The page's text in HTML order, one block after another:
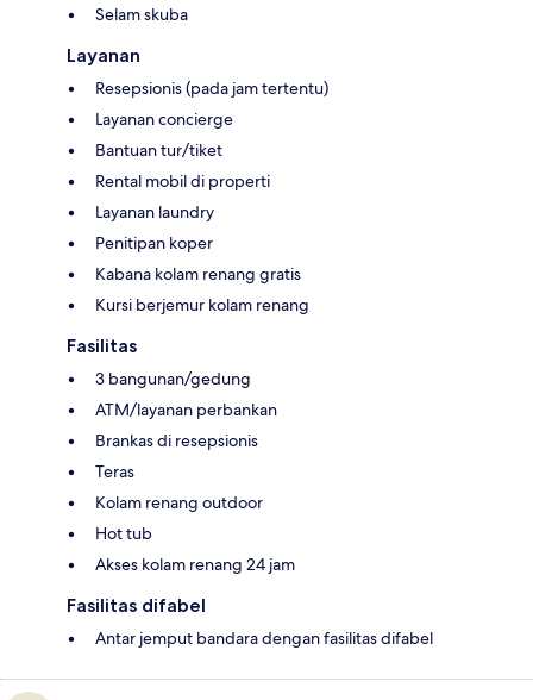
Selam skuba
Layanan
Resepsionis (pada jam tertentu)
Layanan concierge
Bantuan tur/tiket
Rental mobil di properti
Layanan laundry
Penitipan koper
Kabana kolam renang gratis
Kursi berjemur kolam renang
Fasilitas
3 bangunan/gedung
ATM/layanan perbankan
Brankas di resepsionis
Teras
Kolam renang outdoor
Hot tub
Akses kolam renang 24 jam
Fasilitas difabel
Antar jemput bandara dengan fasilitas difabel